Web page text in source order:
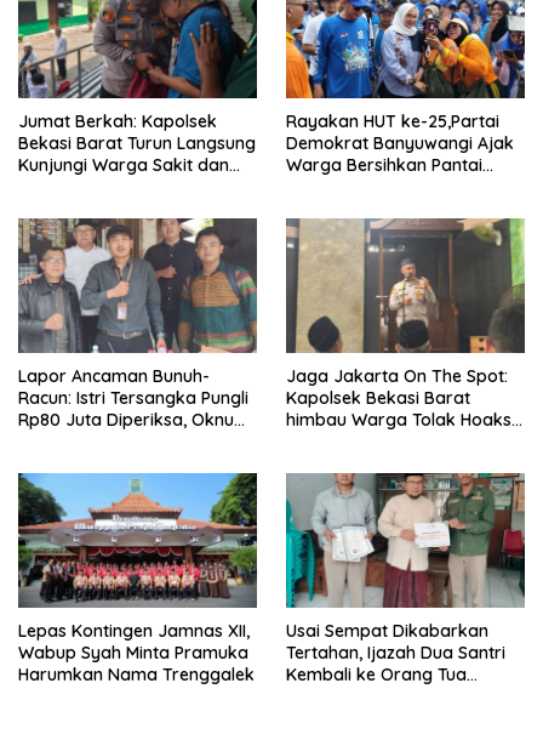
Jumat Berkah: Kapolsek
Bekasi Barat Turun Langsung
Kunjungi Warga Sakit dan
Rayakan HUT ke-25,Partai
Demokrat Banyuwangi Ajak
Warga Bersihkan Pantai
Lapor Ancaman Bunuh-
Racun: Istri Tersangka Pungli
Rp80 Juta Diperiksa, Oknum
Jaga Jakarta On The Spot:
Kapolsek Bekasi Barat
himbau Warga Tolak Hoaks
Lepas Kontingen Jamnas XII,
Wabup Syah Minta Pramuka
Harumkan Nama Trenggalek
Usai Sempat Dikabarkan
Tertahan, Ijazah Dua Santri
Kembali ke Orang Tua